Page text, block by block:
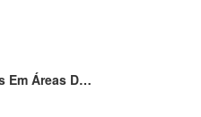
Em Áreas D…